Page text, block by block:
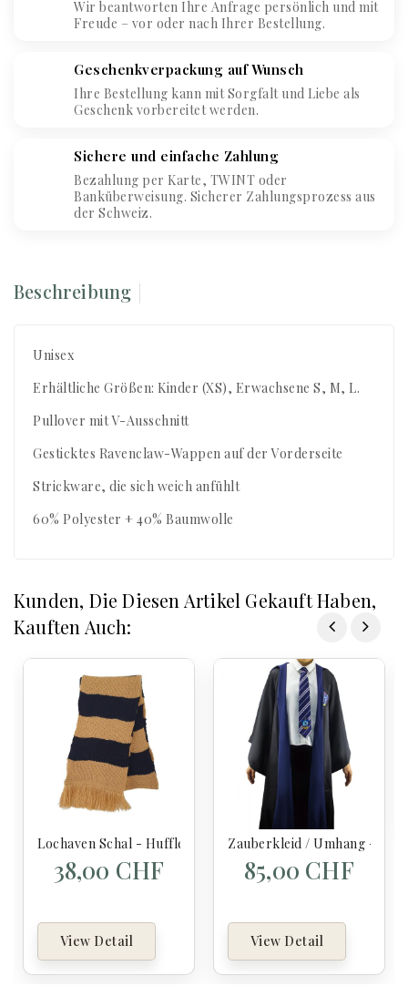
Wir beantworten Ihre Anfrage persönlich und mit
Freude – vor oder nach Ihrer Bestellung.
Geschenkverpackung auf Wunsch
Ihre Bestellung kann mit Sorgfalt und Liebe als
Geschenk vorbereitet werden.
Sichere und einfache Zahlung
Bezahlung per Karte, TWINT oder
Banküberweisung. Sicherer Zahlungsprozess aus
der Schweiz.
Beschreibung
Unisex
Erhältliche Größen: Kinder (XS), Erwachsene S, M, L.
Pullover mit V-Ausschnitt
Gesticktes Ravenclaw-Wappen auf der Vorderseite
Strickware, die sich weich anfühlt
60% Polyester + 40% Baumwolle
Kunden, Die Diesen Artikel Gekauft Haben,
Kauften Auch:
Lochaven Schal - Hufflepuff - Harry Potter
38,00 CHF
View Detail
Zauberkleid / Umhang -
85,00 CHF
View Detail